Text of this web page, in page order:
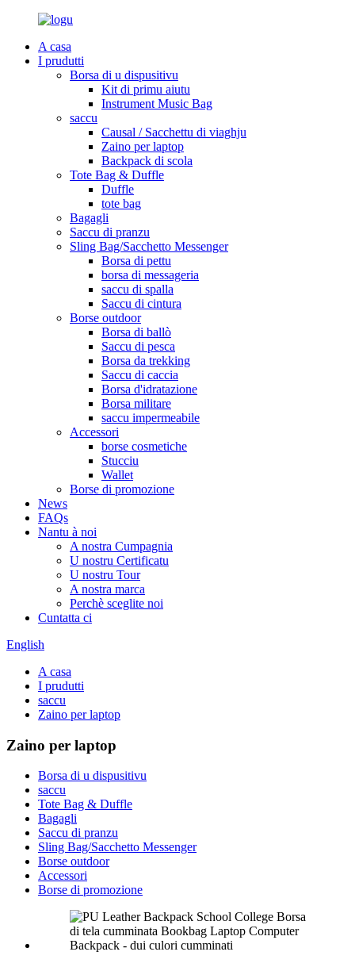
A casa
I prudutti
Borsa di u dispusitivu
Kit di primu aiutu
Instrument Music Bag
saccu
Causal / Sacchettu di viaghju
Zaino per laptop
Backpack di scola
Tote Bag & Duffle
Duffle
tote bag
Bagagli
Saccu di pranzu
Sling Bag/Sacchetto Messenger
Borsa di pettu
borsa di messageria
saccu di spalla
Saccu di cintura
Borse outdoor
Borsa di ballò
Saccu di pesca
Borsa da trekking
Saccu di caccia
Borsa d'idratazione
Borsa militare
saccu impermeabile
Accessori
borse cosmetiche
Stucciu
Wallet
Borse di promozione
News
FAQs
Nantu à noi
A nostra Cumpagnia
U nostru Certificatu
U nostru Tour
A nostra marca
Perchè sceglite noi
Cuntatta ci
English
A casa
I prudutti
saccu
Zaino per laptop
Zaino per laptop
Borsa di u dispusitivu
saccu
Tote Bag & Duffle
Bagagli
Saccu di pranzu
Sling Bag/Sacchetto Messenger
Borse outdoor
Accessori
Borse di promozione